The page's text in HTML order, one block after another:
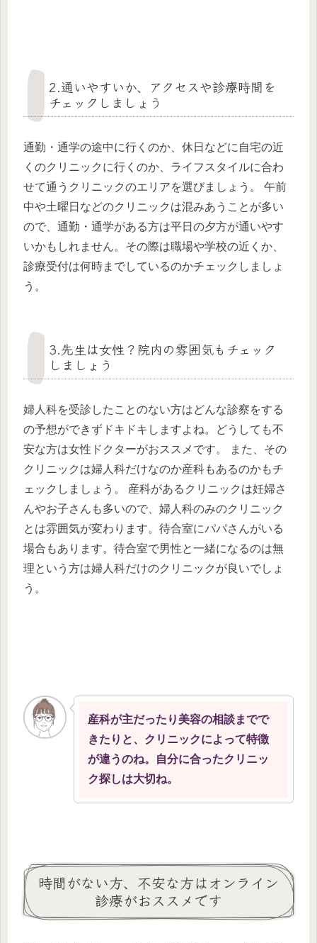
2.通いやすいか、アクセスや診療時間を
チェックしましょう
通勤・通学の途中に行くのか、休日などに自宅の近
くのクリニックに行くのか、ライフスタイルに合わ
せて通うクリニックのエリアを選びましょう。 午前
中や土曜日などのクリニックは混みあうことが多い
ので、通勤・通学がある方は平日の夕方が通いやす
いかもしれません。その際は職場や学校の近くか、
診療受付は何時までしているのかチェックしましょ
う。
3.先生は女性？院内の雰囲気もチェック
しましょう
婦人科を受診したことのない方はどんな診察をする
の予想ができずドキドキしますよね。どうしても不
安な方は女性ドクターがおススメです。 また、その
クリニックは婦人科だけなのか産科もあるのかもチ
ェックしましょう。 産科があるクリニックは妊婦さ
んやお子さんも多いので、婦人科のみのクリニック
とは雰囲気が変わります。待合室にパパさんがいる
場合もあります。待合室で男性と一緒になるのは無
理という方は婦人科だけのクリニックが良いでしょ
う。
産科が主だったり美容の相談までで
きたりと、クリニックによって特徴
が違うのね。自分に合ったクリニッ
ク探しは大切ね。
時間がない方、不安な方はオンライン
診療がおススメです